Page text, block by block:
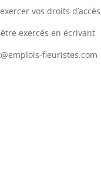
vos droits
exercés en écrivant
fleuristes.com